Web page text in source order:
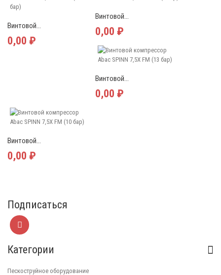
Винтовой...
0,00 ₽
Винтовой...
0,00 ₽
Винтовой...
0,00 ₽
Винтовой...
0,00 ₽
Подписаться
Категории
Пескоструйное оборудование